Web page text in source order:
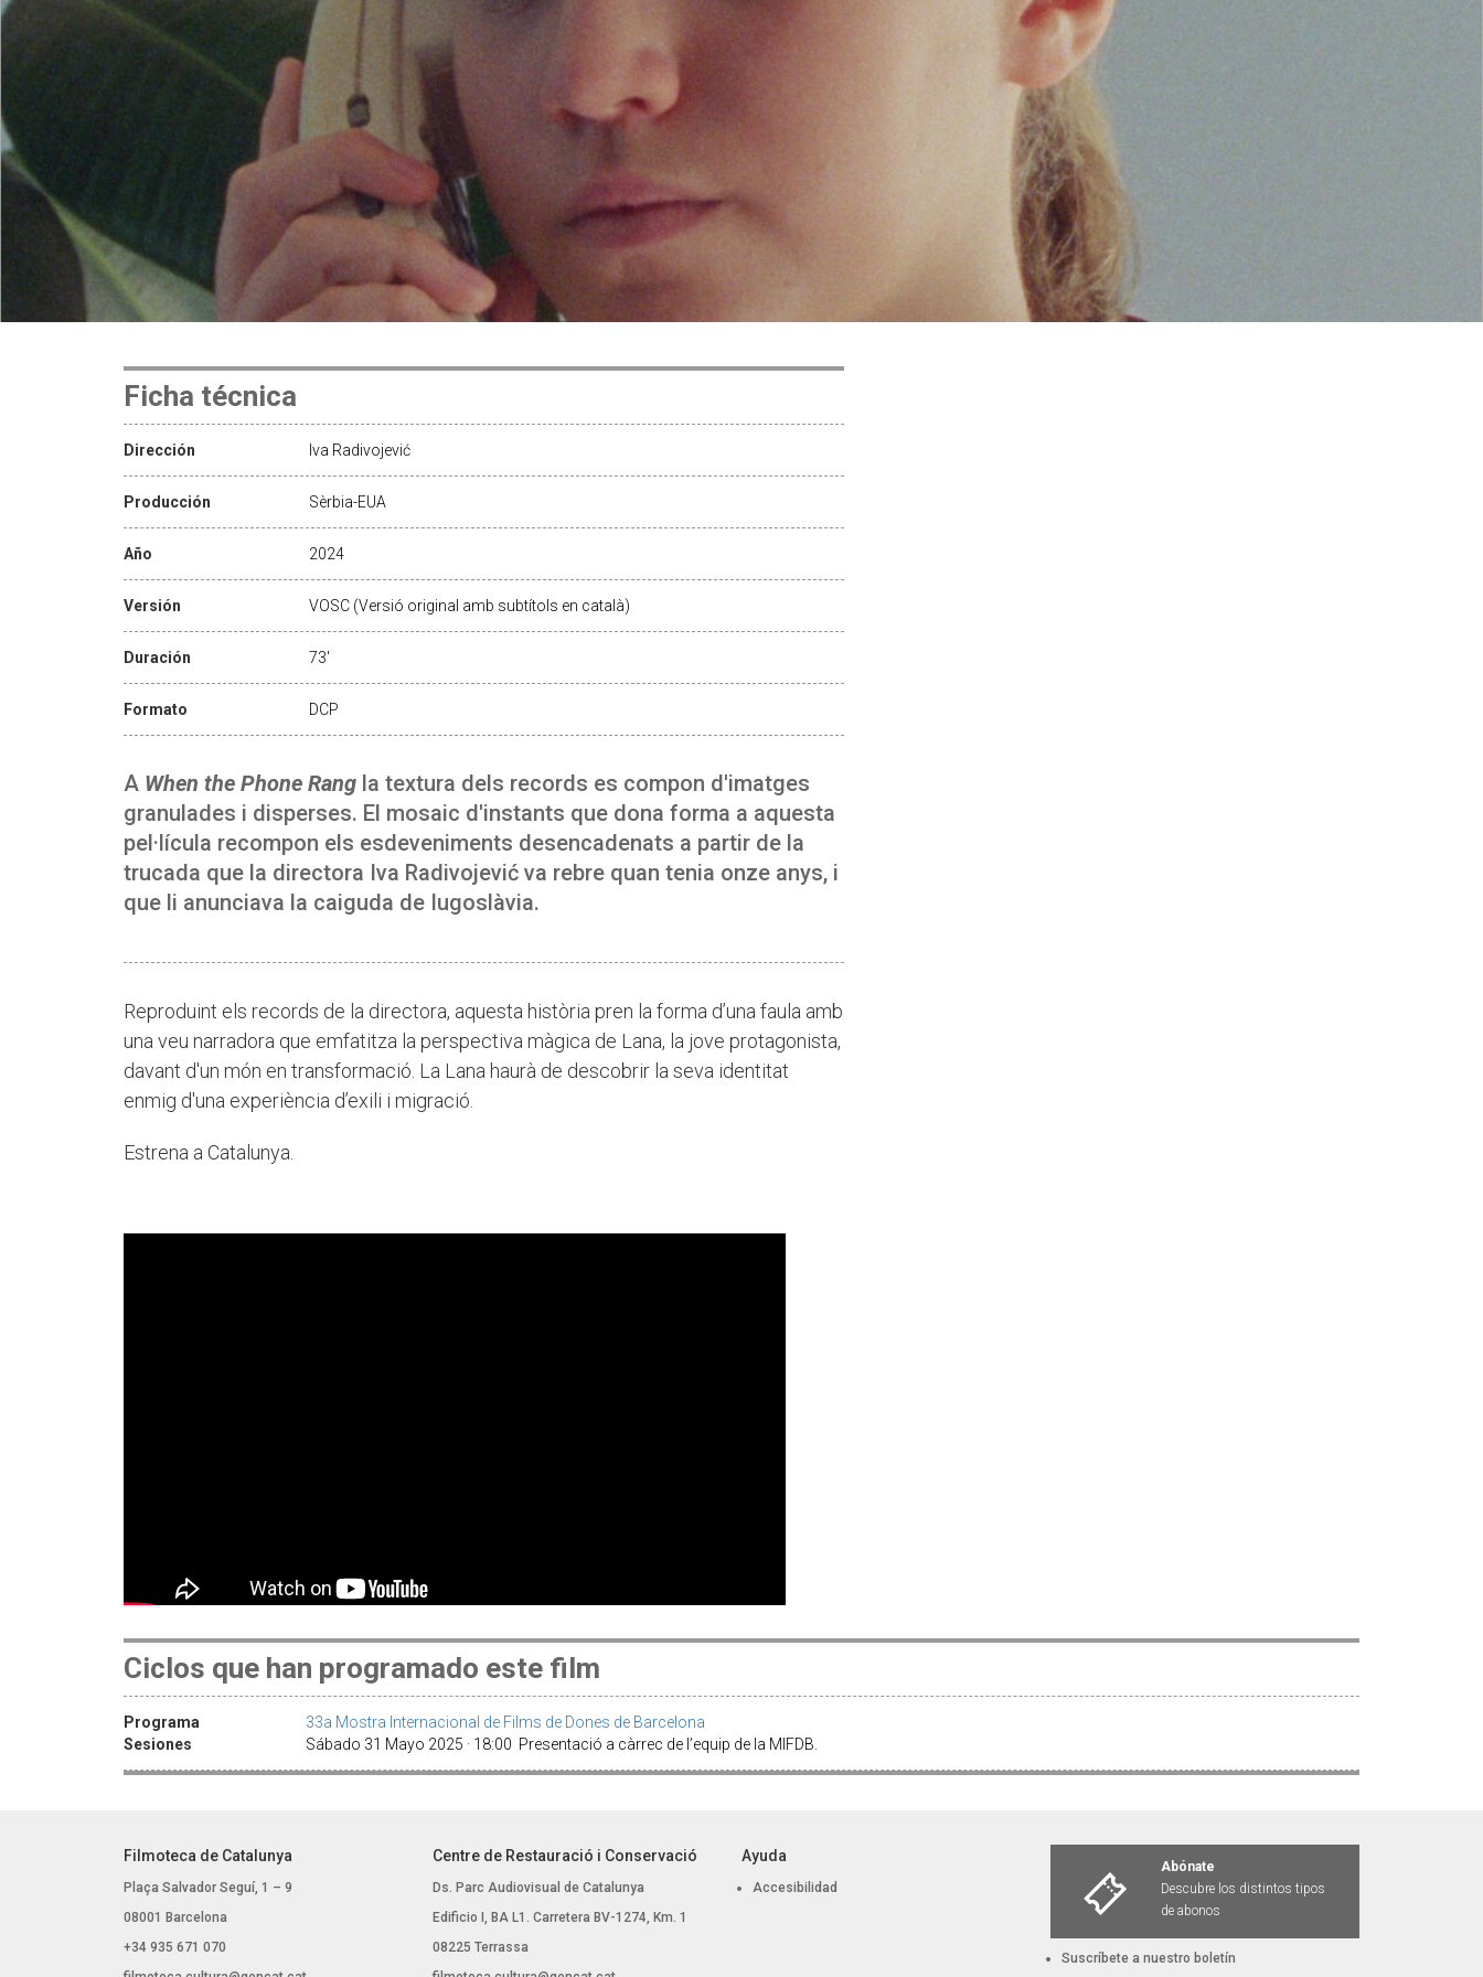
Ficha técnica
Dirección Iva Radivojević
Producción Sèrbia-EUA
Año 2024
Versión VOSC (Versió original amb subtítols en català)
Duración 73'
Formato DCP
A When the Phone Rang la textura dels records es compon d'imatges
granulades i disperses. El mosaic d'instants que dona forma a aquesta
pel·lícula recompon els esdeveniments desencadenats a partir de la
trucada que la directora Iva Radivojević va rebre quan tenia onze anys, i
que li anunciava la caiguda de Iugoslàvia.
Reproduint els records de la directora, aquesta història pren la forma d’una faula amb
una veu narradora que emfatitza la perspectiva màgica de Lana, la jove protagonista,
davant d'un món en transformació. La Lana haurà de descobrir la seva identitat
enmig d'una experiència d’exili i migració.
Estrena a Catalunya.
Ciclos que han programado este film
Programa
33a Mostra Internacional de Films de Dones de Barcelona
Sesiones
Sábado 31 Mayo 2025 · 18:00 Presentació a càrrec de l’equip de la MIFDB.
Filmoteca de Catalunya
Plaça Salvador Seguí, 1 – 9
08001 Barcelona
+34 935 671 070
Centre de Restauració i Conservació
Ds. Parc Audiovisual de Catalunya
Edificio I, BA L1. Carretera BV-1274, Km. 1
08225 Terrassa
Ayuda
Accesibilidad
Abónate
Descubre los distintos tipos
de abonos
Suscríbete a nuestro boletín